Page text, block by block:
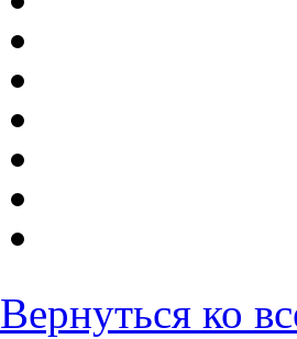
Вернуться ко